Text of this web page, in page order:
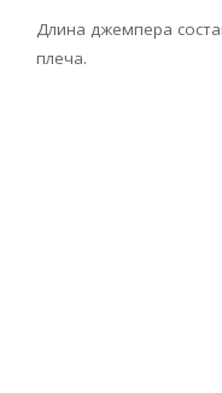
Длина джемпера
плеча.